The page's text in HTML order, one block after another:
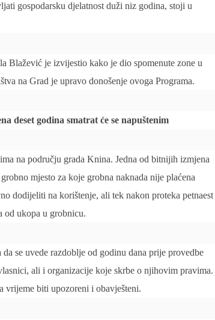
gospodarsku djelatnost duži niz godina, stoji u
Blažević je izvijestio kako je dio spomenute zone u
na Grad je upravo donošenje ovoga Programa.
deset godina smatrat će se napuštenim
na području grada Knina. Jedna od bitnijih izmjena
mjesto za koje grobna naknada nije plaćena
dodijeliti na korištenje, ali tek nakon proteka petnaest
od ukopa u grobnicu.
se uvede razdoblje od godinu dana prije provedbe
ali i organizacije koje skrbe o njihovim pravima.
vrijeme biti upozoreni i obavješteni.